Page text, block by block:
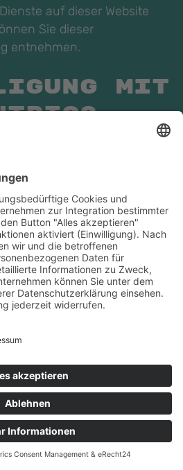
auf dieser Website
Sie dieser
entnehmen.
mit
Consent-Technologie
Cookies auf Ihrem
und diese
dokumentieren.
ist die Usercentrics
7, 80331 München,
de/(im
betreten, werden
bzw. der Widerruf